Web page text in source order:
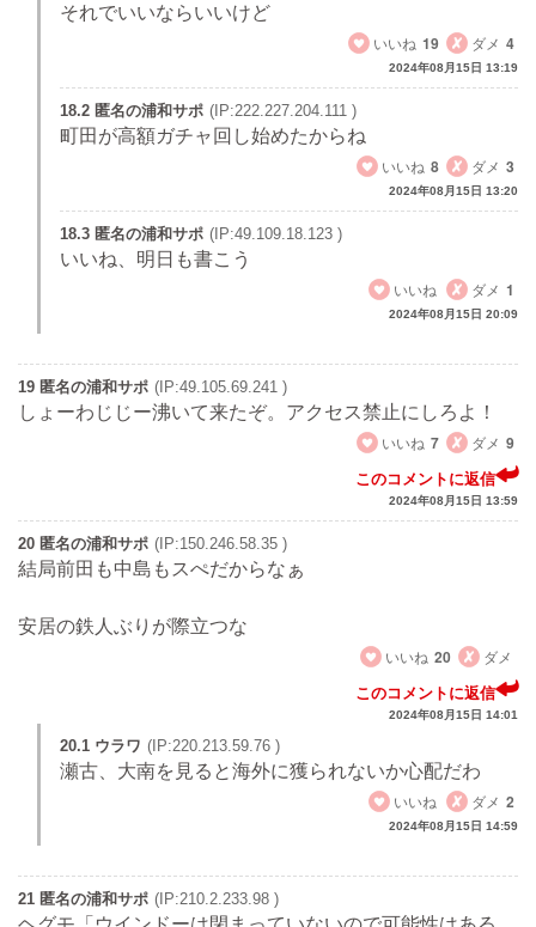
それでいいならいいけど
いいね 19 ダメ 4
2024年08月15日 13:19
18.2 匿名の浦和サポ (IP:222.227.204.111 )
町田が高額ガチャ回し始めたからね
いいね 8 ダメ 3
2024年08月15日 13:20
18.3 匿名の浦和サポ (IP:49.109.18.123 )
いいね、明日も書こう
いいね
ダメ 1
2024年08月15日 20:09
19 匿名の浦和サポ (IP:49.105.69.241 )
しょーわじじー沸いて来たぞ。アクセス禁止にしろよ！
いいね 7 ダメ 9
このコメントに返信
2024年08月15日 13:59
20 匿名の浦和サポ (IP:150.246.58.35 )
結局前田も中島もスぺだからなぁ
安居の鉄人ぶりが際立つな
いいね 20 ダメ
このコメントに返信
2024年08月15日 14:01
20.1 ウラワ (IP:220.213.59.76 )
瀬古、大南を見ると海外に獲られないか心配だわ
いいね
ダメ 2
2024年08月15日 14:59
21 匿名の浦和サポ (IP:210.2.233.98 )